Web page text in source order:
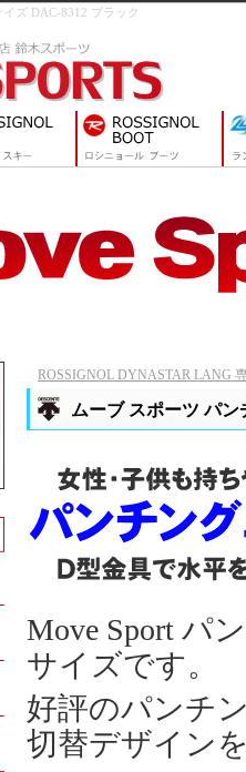
ズ DAC-8312 ブラック
ROSSIGNOL DYNASTAR LANG
ムーブ スポーツ パ
Move Sport パ
サイズです。
好評のパンチ
切替デザイン